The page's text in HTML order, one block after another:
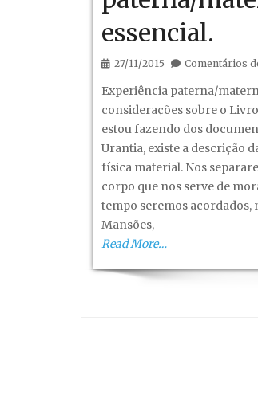
essencial.
27/11/2015 Comentários
Experiência paterna/
considerações sobre o
estou fazendo dos
Urantia, existe a descrição
física material. Nos
corpo que nos serve de
tempo seremos acordados,
Mansões,
Read More…